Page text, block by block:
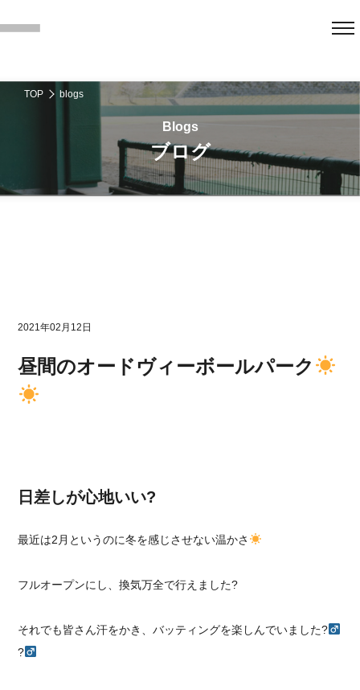
TOP blogs
ブログ
2021年02月12日
昼間のオードヴィーボールパーク
日差しが心地いい?
最近は2月というのに冬を感じさせない温かさ
フルオープンにし、換気万全で行えました?
それでも皆さん汗をかき、バッティングを楽しんでいました?‍
?‍